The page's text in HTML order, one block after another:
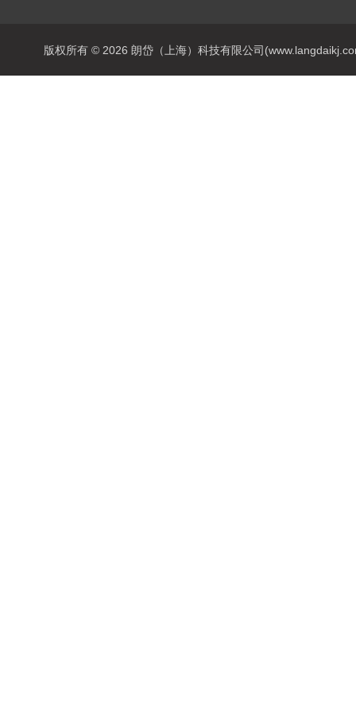
版权所有 © 2026 朗岱（上海）科技有限公司